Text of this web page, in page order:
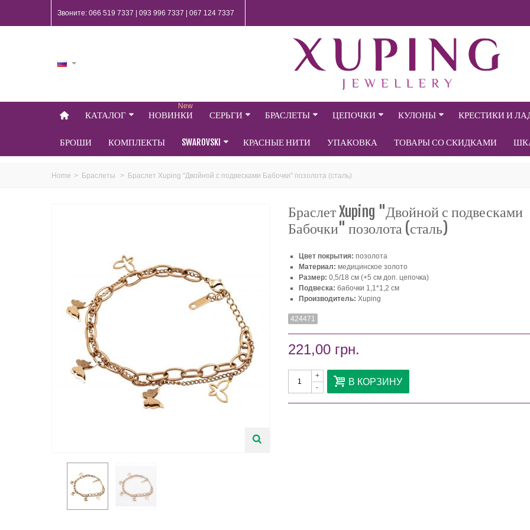
Звоните: 066 519 7337 | 093 996 7337 | 067 124 7337
КАТАЛОГ НОВИНКИ
New
СЕРЬГИ БРАСЛЕТЫ ЦЕПОЧКИ КУЛОНЫ КРЕСТИКИ И
БРОШИ КОМПЛЕКТЫ SWAROVSKI КРАСНЫЕ НИТИ УПАКОВКА ТОВАРЫ СО СКИДКАМИ
Home > Браслеты > Браслет Xuping "Двойной с подвесками Бабочки" позолота (сталь)
Браслет Xuping "Двойной с подвесками
Бабочки" позолота (сталь)
Цвет покрытия: позолота
Материал: медицинское золото
Размер: 0,5/18 см (+5 см доп. цепочка)
Подвеска: бабочки 1,1*1,2 см
Производитель: Xuping
424471
221,00 грн.
-
+ В КОРЗИНУ